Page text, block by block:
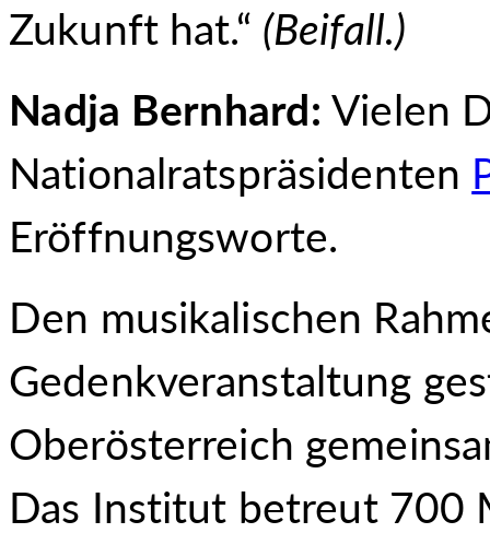
Zukunft hat.“ (Beifall.)
Nadja Bernhard: Vielen
Nationalratspräsidenten
Eröffnungsworte.
Den musikalischen
Gedenkveranstaltung
Oberösterreich
Das Institut betreut 700